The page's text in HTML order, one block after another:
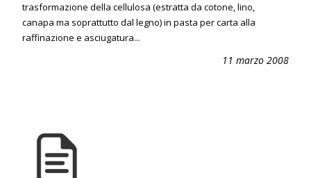
trasformazione della cellulosa (estratta da cotone, lino,
canapa ma soprattutto dal legno) in pasta per carta alla
raffinazione e asciugatura...
11 marzo 2008